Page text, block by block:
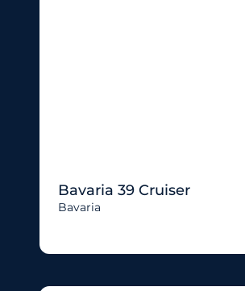
Bavaria 39 Cruiser
Bavaria